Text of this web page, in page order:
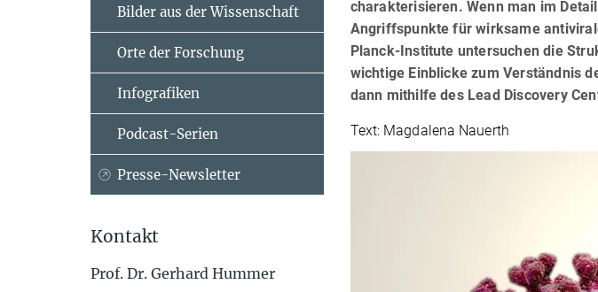
charakterisieren. Wenn man im
Angriffspunkte für wirksame
Planck-Institute untersuchen die
wichtige Einblicke zum Verständnis
dann mithilfe des Lead Discovery
Text: Magdalena Nauerth
Bilder aus der Wissenschaft
Orte der Forschung
Infografiken
Podcast-Serien
Presse-Newsletter
Kontakt
Prof. Dr. Gerhard Hummer